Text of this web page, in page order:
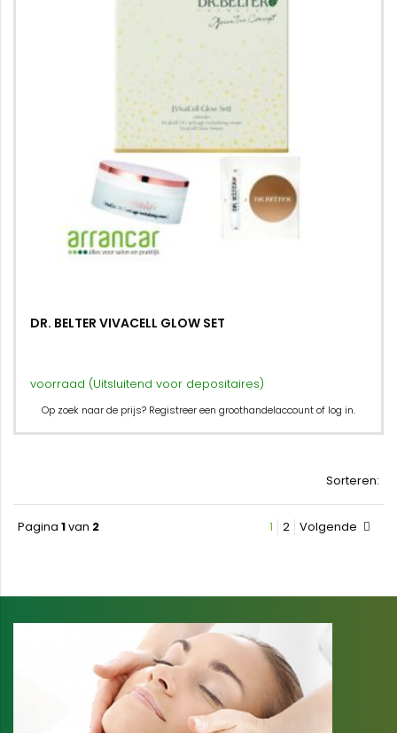
DR. BELTER VIVACELL GLOW SET
voorraad (Uitsluitend voor depositaires)
Op zoek naar de prijs? Registreer een groothandelaccount of log in.
Sorteren:
Pagina 1van 2 1 2 Volgende